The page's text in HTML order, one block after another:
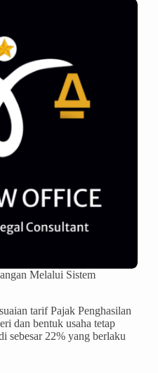
Melalui Sistem
tarif Pajak Penghasilan
dan bentuk usaha tetap
sebesar 22% yang berlaku